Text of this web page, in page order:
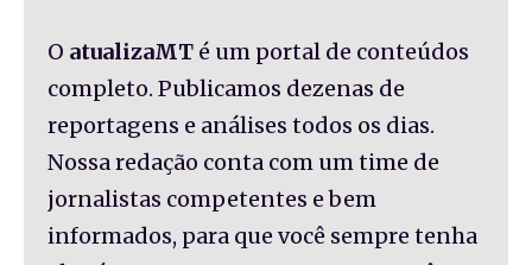
O atualizaMT é um portal de conteúdos
completo. Publicamos dezenas de
reportagens e análises todos os dias.
Nossa redação conta com um time de
jornalistas competentes e bem
informados, para que você sempre tenha